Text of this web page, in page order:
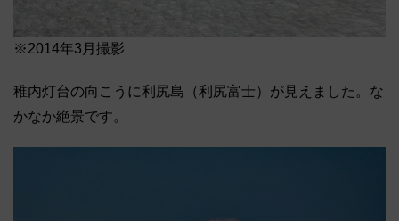
※2014年3月撮影
稚内灯台の向こうに利尻島（利尻富士）が見えました。な
かなか絶景です。